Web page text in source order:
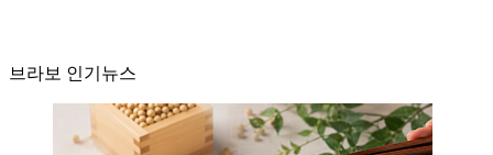
브라보 인기뉴스